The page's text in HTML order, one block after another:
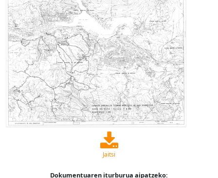
Jaitsi
Dokumentuaren iturburua aipatzeko: